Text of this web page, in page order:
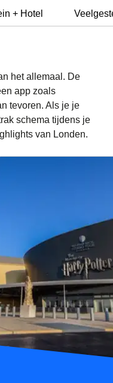
+ Hotel
het allemaal. De
app zoals
tevoren. Als je je
schema tijdens je
van Londen.